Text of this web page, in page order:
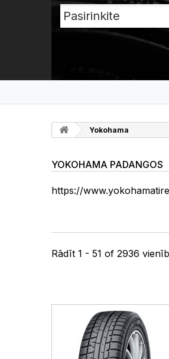
Yokohama
YOKOHAMA PADANGOS
https://
Rādīt 1 - 51 of 2936